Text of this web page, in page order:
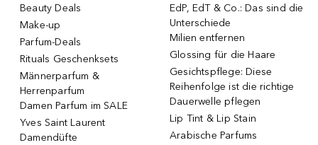
Beauty Deals
Make-up
Parfum-Deals
Rituals Geschenksets
Männerparfum &
Herrenparfum
Damen Parfum im SALE
Yves Saint Laurent
Damendüfte
EdP, EdT & Co.: Das sind die
Unterschiede
Milien entfernen
Glossing für die Haare
Gesichtspflege: Diese
Reihenfolge ist die richtige
Dauerwelle pflegen
Lip Tint & Lip Stain
Arabische Parfums